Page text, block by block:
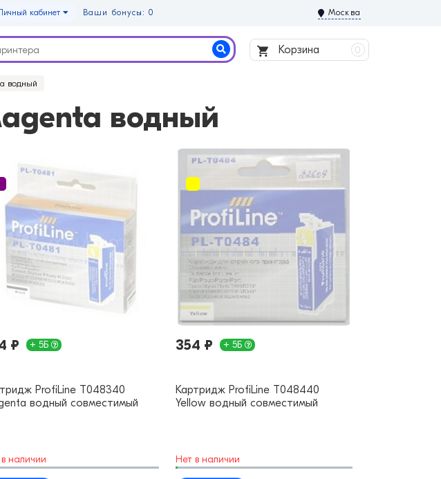
Ваши бонусы: 0
кабинет Москва
Корзина 0
водный
водный
₽ + 5Б
ProfiLine T048340
водный совместимый
наличии
354 ₽ + 5Б
Картридж ProfiLine T048440
Yellow водный совместимый
Нет в наличии